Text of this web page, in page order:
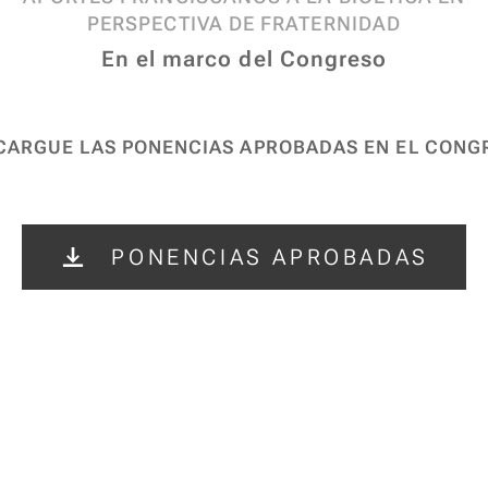
PERSPECTIVA DE FRATERNIDAD
En el marco del Congreso
LAS PONENCIAS APROBADAS EN EL
PONENCIAS APROBADAS